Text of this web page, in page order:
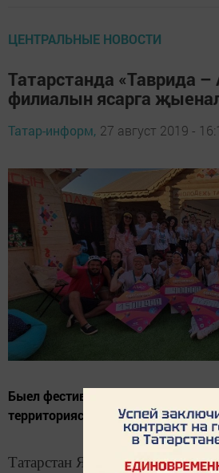
ЦЕНТРАЛЬНЫЕ НОВОСТИ
Татарстанда «Таврида
филиалын ясарга
Татар-информ, 27 август 2019 -
Быел фестиваль 20-26 августта
территориясендә узды.
Татарстан Яшьләр эшләре